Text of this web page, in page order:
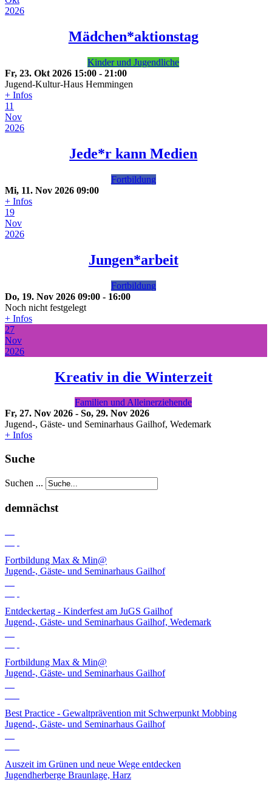
2026
Mädchen*aktionstag
Kinder und Jugendliche
Fr, 23. Okt 2026 15:00 - 21:00
Jugend-Kultur-Haus Hemmingen
+ Infos
11
Nov
2026
Jede*r kann Medien
Fortbildung
Mi, 11. Nov 2026 09:00
+ Infos
19
Nov
2026
Jungen*arbeit
Fortbildung
Do, 19. Nov 2026 09:00 - 16:00
Noch nicht festgelegt
+ Infos
27
Nov
2026
Kreativ in die Winterzeit
Familien und Alleinerziehende
Fr, 27. Nov 2026 - So, 29. Nov 2026
Jugend-, Gäste- und Seminarhaus Gailhof, Wedemark
+ Infos
Suche
Suchen ...
demnächst
Fortbildung Max & Min@
Jugend-, Gäste- und Seminarhaus Gailhof
Entdeckertag - Kinderfest am JuGS Gailhof
Jugend-, Gäste- und Seminarhaus Gailhof, Wedemark
Fortbildung Max & Min@
Jugend-, Gäste- und Seminarhaus Gailhof
Best Practice - Gewaltprävention mit Schwerpunkt Mobbing
Jugend-, Gäste- und Seminarhaus Gailhof
Auszeit im Grünen und neue Wege entdecken
Jugendherberge Braunlage, Harz